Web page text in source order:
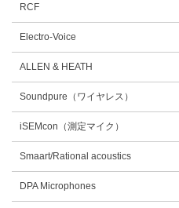
RCF
Electro-Voice
ALLEN & HEATH
Soundpure（ワイヤレス）
iSEMcon（測定マイク）
Smaart/Rational acoustics
DPA Microphones